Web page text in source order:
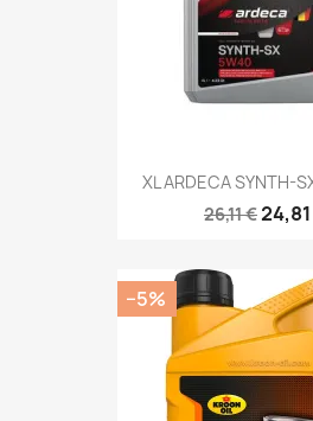
XL ARDECA SYNTH-
26,11 €
−5%